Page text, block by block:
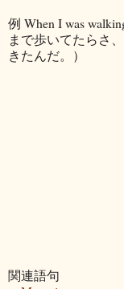
例 When I was
まで歩いてたらさ
きたんだ。）
関連語句